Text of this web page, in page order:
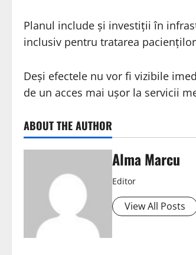
Planul include și investiții în
inclusiv pentru tratarea
Deși efectele nu vor fi vizibile
de un acces mai ușor la servicii
ABOUT THE AUTHOR
Alma Marcu
Editor
View All Posts